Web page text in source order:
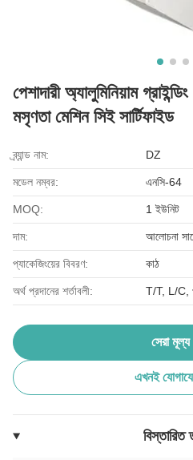
পেশাদারী অ্যালুমিনিয়াম
মসৃণতা মেশিন সিই সার্টিফাইড
ব্র্যান্ড নাম: DZ
মডেল নম্বর: এনসি-64
MOQ: 1 ইউনিট
দাম: আলোচনা
প্যাকেজিংয়ের বিবরণ: কাঠ
অর্থ প্রদানের শর্তাবলী: T/T, L/C,
সেরা মূল্য
এখনই